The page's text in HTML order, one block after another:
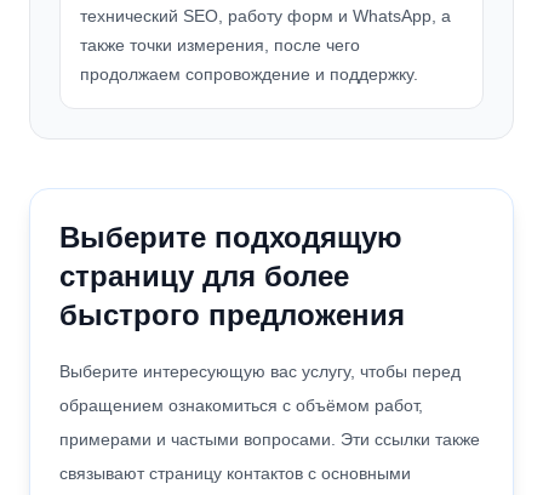
технический SEO, работу форм и WhatsApp, а
также точки измерения, после чего
продолжаем сопровождение и поддержку.
Выберите подходящую
страницу для более
быстрого предложения
Выберите интересующую вас услугу, чтобы перед
обращением ознакомиться с объёмом работ,
примерами и частыми вопросами. Эти ссылки также
связывают страницу контактов с основными